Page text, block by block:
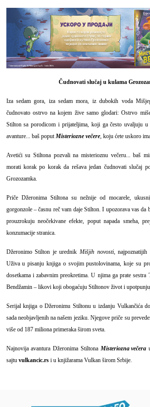
Čudnovati slučaj u kulama
Iza sedam gora, iza sedam mora, iz dubokih voda
čudnovato ostrvo na kojem žive samo glodari: Ostrvo
Stilton sa porodicom i prijateljima, koji ga često uvaljuju
avanture... baš poputMisteriozne večere, koju ćete uskoro
Avetići su Stiltona pozvali na misterioznu večeru... baš
morati korak po korak da rešava jedan čudnovati slučaj
Grozozamka.
Priče Džeronima Stiltona su nežnije od mocarele,
gorgonzole – časnu reč vam daje Stilton. I upozorava vas da
prouzrokuju neočekivane efekte, poput napada smeha,
konzumacije stranica.
Džeronimo Stilton je urednik Mišjih novosti, najpoznatijih
Uživa u pisanju knjiga o svojim pustolovinama, koje su
dosetkama i zabavnim preokretima. U njima ga prate sestra
Bendžamin – likovi koji obogaćuju Stiltonov život i
Serijal knjiga o Džeronimu Stiltonu u izdanju Vulkančića
sada neobjavljenih na našem jeziku. Njegove priče su
više od 187 miliona primeraka širom sveta.
Najnovija avantura Džeronima StiltonaMisteriozna večera
sajtu vulkancic.rsi u knjižarama Vulkan širom Srbije.